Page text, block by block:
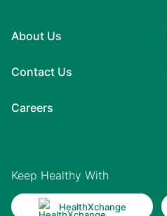
About Us
Contact Us
Careers
Keep Healthy With
HealthXchange